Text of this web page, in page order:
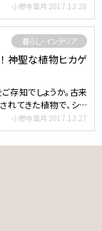
小野寺葉月 2017.12.28
暮らし・インテリア
神聖な植物ヒカゲ
存知でしょうか。古来
れてきた植物で、シダ
小野寺葉月 2017.12.27